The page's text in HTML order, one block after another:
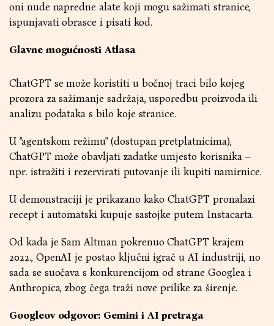
oni nude napredne alate koji mogu sažimati stranice,
ispunjavati obrasce i pisati kod.
Glavne mogućnosti Atlasa
ChatGPT se može koristiti u bočnoj traci bilo kojeg
prozora za sažimanje sadržaja, usporedbu proizvoda ili
analizu podataka s bilo koje stranice.
U "agentskom režimu" (dostupan pretplatnicima),
ChatGPT može obavljati zadatke umjesto korisnika –
npr. istražiti i rezervirati putovanje ili kupiti namirnice.
U demonstraciji je prikazano kako ChatGPT pronalazi
recept i automatski kupuje sastojke putem Instacarta.
Od kada je Sam Altman pokrenuo ChatGPT krajem
2022., OpenAI je postao ključni igrač u AI industriji, no
sada se suočava s konkurencijom od strane Googlea i
Anthropica, zbog čega traži nove prilike za širenje.
Googleov odgovor: Gemini i AI pretraga